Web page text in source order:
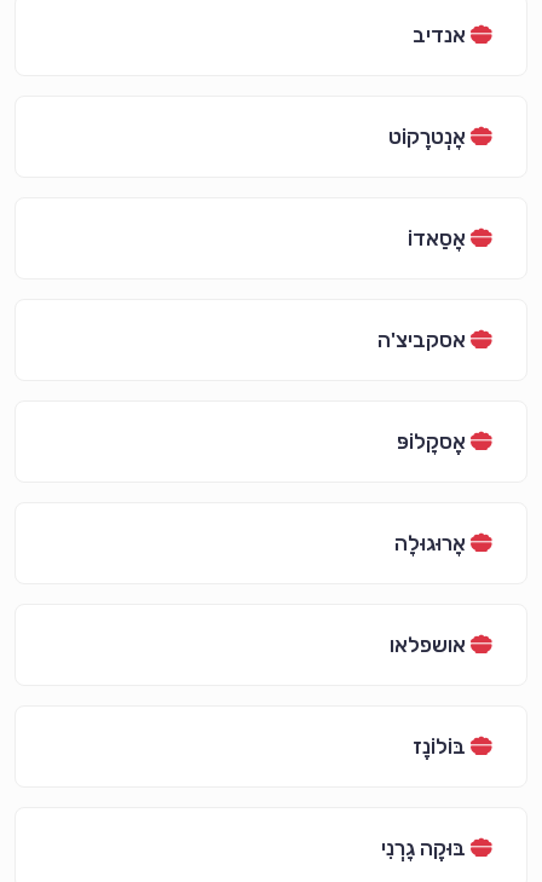
אנדיב
אָנְטרֶקוֹט
אָסַאדוֹ
אסקביצ'ה
אֶסקָלוֹפּ
אָרוּגוּלָה
אושפלאו
בּוֹלוֹנֶז
בּוּקֶה גָרְנִי